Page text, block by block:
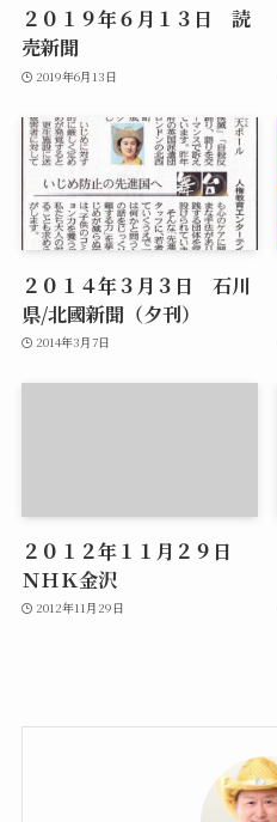
２０１９年６月１３日 読
売新聞
2019年6月13日
２０１４年３月３日 石川
県/北國新聞（夕刊）
2014年3月7日
２０１２年１１月２９日
ＮＨＫ金沢
2012年11月29日